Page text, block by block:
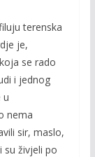
terenska
je,
se rado
i jednog
u
nema
sir, maslo,
su živjeli po